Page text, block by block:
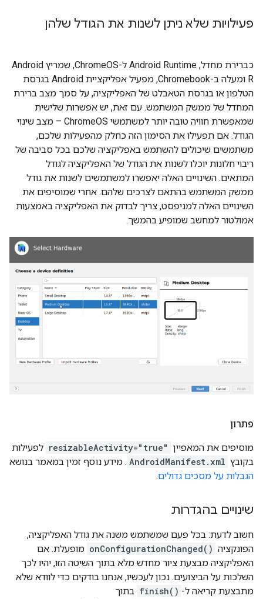
פעילויות שלא ניתן לשנות את הגודל שלהן
כברירת מחדל, Android Runtime ל-ChromeOS, שמריץ Android
R ומעלה ב-Chromebook, מפעיל אפליקציית Android בגרסת
הטלפון או בגרסת הטאבלט של האפליקציה, על סמך מצב ברירת
המחדל של ממשק המשתמש. עם זאת, יש אפשרות שלישית
שמאפשרת חוויה טובה יותר למשתמשי ChromeOS – מצב שינוי
הגודל. אם תפעילו את הסימון הזה כחלק מהפעילות שלכם,
משתמשים שיכולים להשתמש באפליקציה שלכם בכל סביבה של
ריבוי חלונות יוכלו לשנות את הגודל של האפליקציה לגודל
המתאים. השינויים האלה יאפשרו למשתמשים לשנות את גודל
ממשק המשתמש בהתאם לצרכים שלהם. אחרי שמוסיפים את
השינויים האלה למניפסט, צריך לבדוק את האפליקציה באמצעות
אמולטור למחשב שמופיע בהמשך.
פתרון
מוסיפים את המאפיין resizableActivity="true" לפעילות
בקובץ AndroidManifest.xml . מידע נוסף זמין במאמר בנושא
הגבלות על מסכים גדולים.
שינויים בהגדרות
חשוב לדעת: בכל פעם שמשתמש משנה את גודל האפליקציה,
הפונקציה onConfigurationChanged() מופעלת. אם
האפליקציה מבצעת ציור מחדש מלא בתוך השיטה הזו, יהיו לכך
השלכות על הביצועים. נכון לעכשיו, אנחנו בודקים כדי לוודא שלא
מתבצעת קריאה ל- finish() בתוך